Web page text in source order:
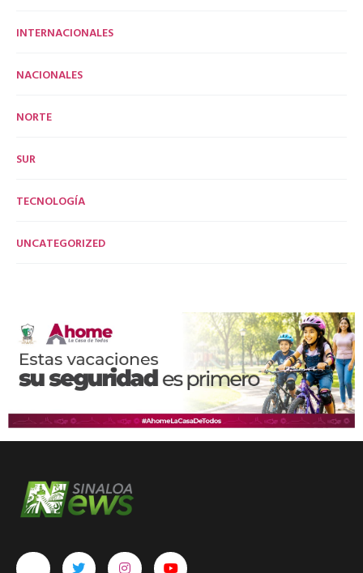
INTERNACIONALES
NACIONALES
NORTE
SUR
TECNOLOGÍA
UNCATEGORIZED